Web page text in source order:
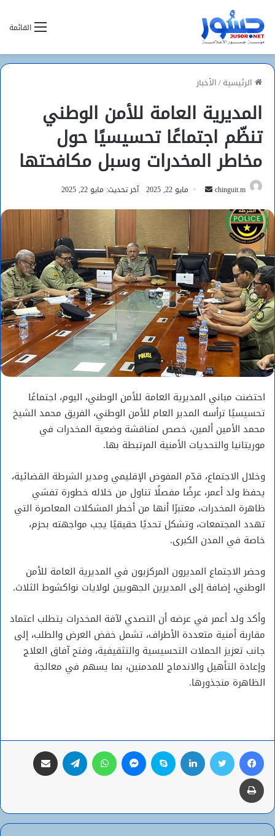
القائمة
الرئيسية/الأخبار
المديرية العامة للأمن الوطني
تنظّم اجتماعًا تحسيسيًا حول
مخاطر المخدرات وسبل مكافحتها
chinguit.m
أرسل
إلكترونيا
مايو 22, 2025 آخر تحديث: مايو 22, 2025
احتضنت مباني المديرية العامة للأمن الوطني، اليوم، اجتماعًا
تحسيسيًا ترأسه المدير العام للأمن الوطني، الفريق محمد الشيخ
محمد الأمين ألمين، خصص لمناقشة وضعية المخدرات في
موريتانيا والتحديات الأمنية المرتبطة بها.
وخلال الاجتماع، قدّم المفوض الإقليمي ومدير الشرطة القضائية،
يحفظ ولد أعمر، عرضًا مفصلًا تناول من خلاله خطورة تفشي
ظاهرة المخدرات، معتبرًا أنها من أخطر المشكلات المعاصرة التي
تهدد المجتمعات، وتشكل تحديًا حقيقيًا يجب مواجهته بحزم،
خاصة في المدن الكبرى.
وحضر الاجتماع المديرون المركزيون في المديرية العامة للأمن
الوطني، إضافة إلى المديرين الجهويين لولايات نواكشوط الثلاث.
وأكد ولد أعمر في عرضه أن التصدي لآفة المخدرات يتطلب اعتماد
مقاربة أمنية متعددة الأطراف، تشمل خفض العرض والطلب، إلى
جانب تعزيز الحملات التحسيسية والتثقيفية، وفتح آفاق العلاج
وإعادة التأهيل والاندماج للمدمنين، بما يسهم في معالجة
الظاهرة منجذورها.
فيسبوك تويتر لينكدإن سكايب ماسنجر واتساب تيلقرام
طباعة